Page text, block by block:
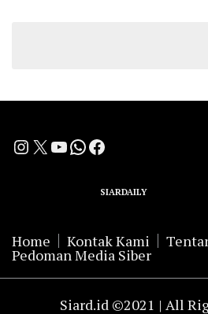
Instagram
X YouTube
WhatsApp
Facebook
SIARDAILY
Home Kontak Kami
Pedoman Media Siber
Siard.id ©2021 | All